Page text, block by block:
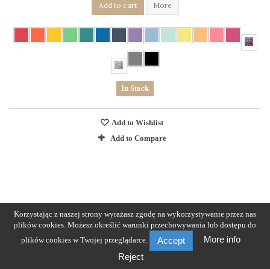
Add to cart More
In Stock
Add to Wishlist
Add to Compare
Korzystając z naszej strony wyrażasz zgodę na wykorzystywanie przez nas
plików cookies. Możesz określić warunki przechowywania lub dostępu do
plików cookies w Twojej przeglądarce.
Accept
More info
Reject